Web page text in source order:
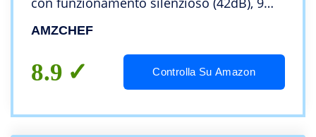
livelli e booster – Funzione BBQ, funzione
AMZCHEF
8.9 Controlla Su Amazon